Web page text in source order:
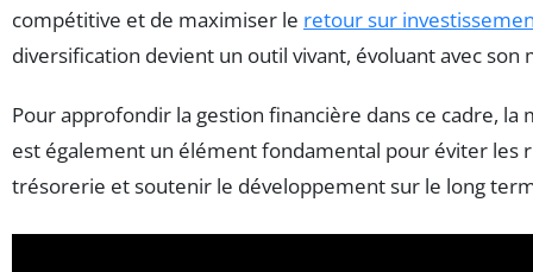
compétitive et de maximiser le retour sur
diversification devient un outil vivant, évoluant avec son
Pour approfondir la gestion financière dans ce cadre, la
est également un élément fondamental pour éviter les
trésorerie et soutenir le développement sur le long